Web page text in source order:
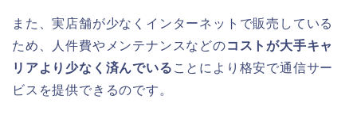
また、実店舗が少なくインターネットで販売している
ため、人件費やメンテナンスなどのコストが大手キャ
リアより少なく済んでいる ことにより格安で通信サー
ビスを提供できるのです。